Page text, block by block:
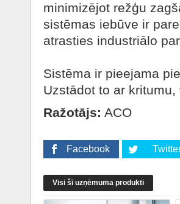
minimizējot režģu
sistēmas iebūve ir
atrasties industriālo
Sistēma ir pieejama
Uzstādot to ar
Ražotājs: ACO
Facebook
Visi šī uzņēmuma produkti